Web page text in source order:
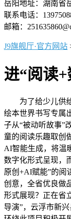
岳阳地址：湖南省
联系电话：
邮箱：
J9旗舰厅·官方网站
进“阅读
为了给少儿供给
绘本世界书写专属
子从“被动听故事”
童的阅读乐趣取创
AI智能生成，将温
数字化形式呈现，
原创+AI赋能”的阅
创意，全省优良做
形式展现？正在省
导演”，云浮市新